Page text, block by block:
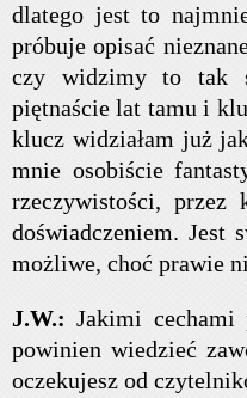
dlatego jest to
próbuje opisać
czy widzimy to tak
piętnaście lat tamu i
klucz widziałam już
mnie osobiście
rzeczywistości, przez
doświadczeniem. Jest
możliwe, choć prawie
J.W.:Jakimi cechami
powinien wiedzieć
oczekujesz od